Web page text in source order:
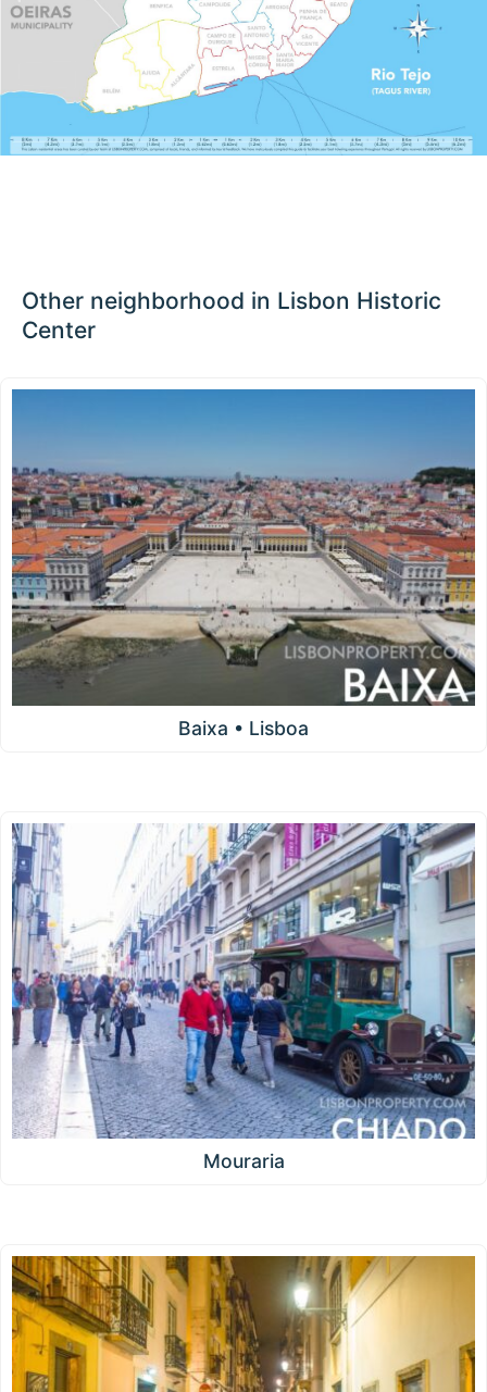
Other neighborhood in Lisbon Historic
Center
Baixa • Lisboa
Mouraria